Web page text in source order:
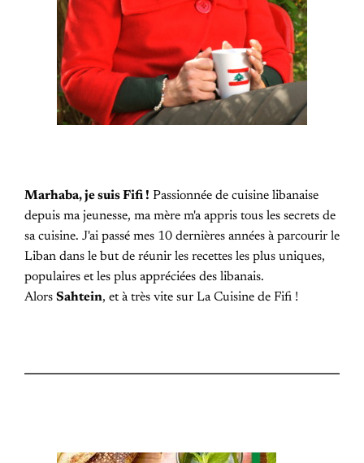
Marhaba, je suis Fifi ! Passionnée de cuisine libanaise
depuis ma jeunesse, ma mère m'a appris tous les secrets de
sa cuisine. J'ai passé mes 10 dernières années à parcourir le
Liban dans le but de réunir les recettes les plus uniques,
populaires et les plus appréciées des libanais.
Alors Sahtein, et à très vite sur La Cuisine de Fifi !